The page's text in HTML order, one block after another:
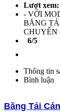
Lượt xem:
- VỚI
BĂNG
CHUYỂN
6/5
Thông tin
Bình luận
Băng Tải